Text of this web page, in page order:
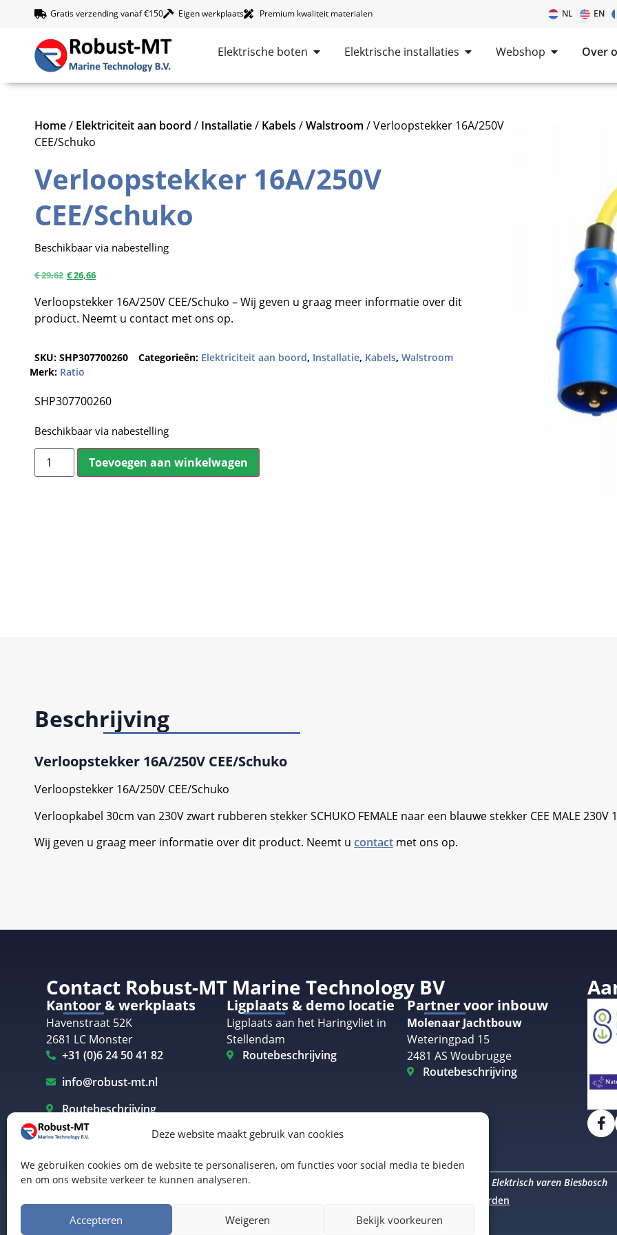
Deze website maakt gebruik van cookies
We gebruiken cookies om de website te personaliseren, om functies voor social media te bieden
en om ons website verkeer te kunnen analyseren.
Accepteren Weigeren Bekijk voorkeuren
Gratis verzending vanaf €150 Eigen werkplaats Premium kwaliteit materialen NL EN
Elektrische boten Elektrische installaties Webshop Over
Home/ Elektriciteit aan boord / Installatie/ Kabels /Walstroom / Verloopstekker 16A/250V
CEE/Schuko
Verloopstekker 16A/250V
CEE/Schuko
Beschikbaar via nabestelling
€29,62 €26,66
Verloopstekker 16A/250V CEE/Schuko – Wij geven u graag meer informatie over dit
product. Neemt u contact met ons op.
SKU: SHP307700260 Categorieën: Elektriciteit aan boord, Installatie, Kabels, Walstroom
Merk: Ratio
SHP307700260
Beschikbaar via nabestelling
Toevoegen aan winkelwagen
Beschrijving
Verloopstekker 16A/250V CEE/Schuko
Verloopstekker 16A/250V CEE/Schuko
Verloopkabel 30cm van 230V zwart rubberen stekker SCHUKO FEMALE naar een blauwe stekker CEE MALE 230V
Wij geven u graag meer informatie over dit product. Neemt u contact met ons op.
Contact Robust-MT Marine Technology BV
Kantoor & werkplaats
Havenstraat 52K
2681 LC Monster
+31 (0)6 24 50 41 82
info@robust-mt.nl
Routebeschrijving
Ligplaats & demo locatie
Ligplaats aan het Haringvliet in
Stellendam
Routebeschrijving
Partner voor inbouw
Molenaar Jachtbouw
Weteringpad 15
2481 AS Woubrugge
Routebeschrijving
Elektrisch varen Westland Elektrisch varen Rotterdam
Elektrisch varen Biesbosch
Algemene voorwaarden